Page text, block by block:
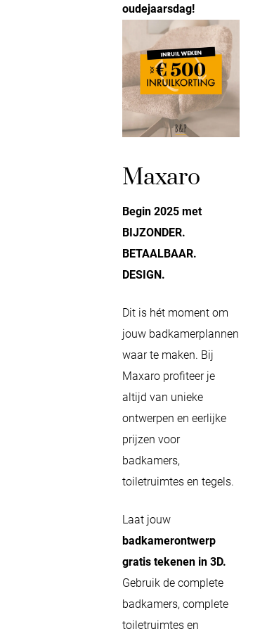
oudejaarsdag!
Maxaro
Begin 2025 met
BIJZONDER.
BETAALBAAR.
DESIGN.
Dit is hét moment om
jouw badkamerplannen
waar te maken. Bij
Maxaro profiteer je
altijd van unieke
ontwerpen en eerlijke
prijzen voor
badkamers,
toiletruimtes en tegels.
Laat jouw
badkamerontwerp
gratis tekenen in 3D.
Gebruik de complete
badkamers, complete
toiletruimtes en